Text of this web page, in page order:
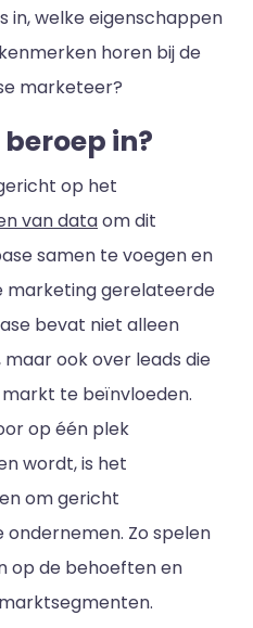
in, welke eigenschappen
horen bij de
marketeer?
in?
op het
van dataom dit
samen te voegen en
marketing gerelateerde
bevat niet alleen
ook over leads die
te beïnvloeden.
op één plek
wordt, is het
om gericht
Zo spelen
op de behoeften en